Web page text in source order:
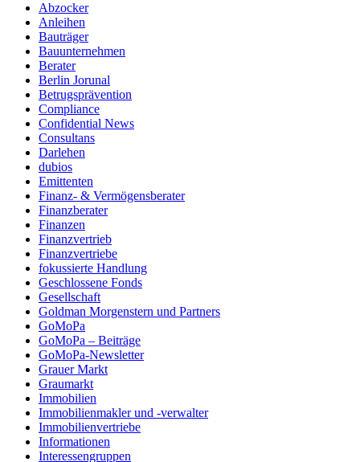
Abzocker
Anleihen
Bauträger
Bauunternehmen
Berater
Berlin Jorunal
Betrugsprävention
Compliance
Confidential News
Consultans
Darlehen
dubios
Emittenten
Finanz- & Vermögensberater
Finanzberater
Finanzen
Finanzvertrieb
Finanzvertriebe
fokussierte Handlung
Geschlossene Fonds
Gesellschaft
Goldman Morgenstern und Partners
GoMoPa
GoMoPa – Beiträge
GoMoPa-Newsletter
Grauer Markt
Graumarkt
Immobilien
Immobilienmakler und -verwalter
Immobilienvertriebe
Informationen
Interessengruppen